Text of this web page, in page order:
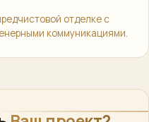
отделке с
коммуникациями.